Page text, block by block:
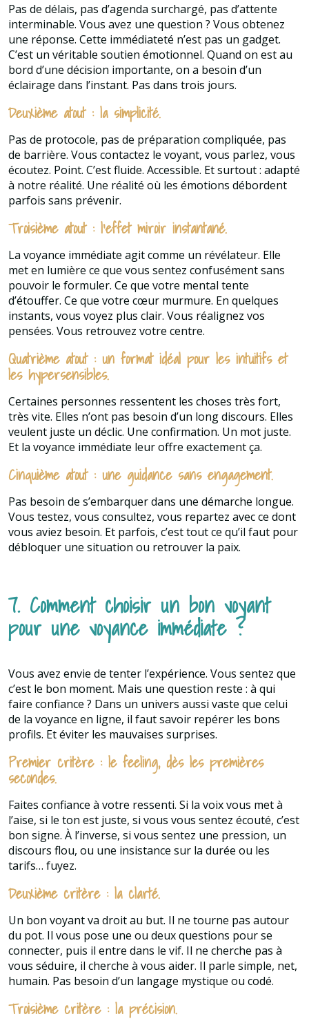
Pas de délais, pas d’agenda surchargé, pas d’attente
interminable. Vous avez une question ? Vous obtenez
une réponse. Cette immédiateté n’est pas un gadget.
C’est un véritable soutien émotionnel. Quand on est au
bord d’une décision importante, on a besoin d’un
éclairage dans l’instant. Pas dans trois jours.
Deuxième atout : la simplicité.
Pas de protocole, pas de préparation compliquée, pas
de barrière. Vous contactez le voyant, vous parlez, vous
écoutez. Point. C’est fluide. Accessible. Et surtout : adapté
à notre réalité. Une réalité où les émotions débordent
parfois sans prévenir.
Troisième atout : l’effet miroir instantané.
La voyance immédiate agit comme un révélateur. Elle
met en lumière ce que vous sentez confusément sans
pouvoir le formuler. Ce que votre mental tente
d’étouffer. Ce que votre cœur murmure. En quelques
instants, vous voyez plus clair. Vous réalignez vos
pensées. Vous retrouvez votre centre.
Quatrième atout : un format idéal pour les intuitifs et
les hypersensibles.
Certaines personnes ressentent les choses très fort,
très vite. Elles n’ont pas besoin d’un long discours. Elles
veulent juste un déclic. Une confirmation. Un mot juste.
Et la voyance immédiate leur offre exactement ça.
Cinquième atout : une guidance sans engagement.
Pas besoin de s’embarquer dans une démarche longue.
Vous testez, vous consultez, vous repartez avec ce dont
vous aviez besoin. Et parfois, c’est tout ce qu’il faut pour
débloquer une situation ou retrouver la paix.
7. Comment choisir un bon voyant
pour une voyance immédiate ?
Vous avez envie de tenter l’expérience. Vous sentez que
c’est le bon moment. Mais une question reste : à qui
faire confiance ? Dans un univers aussi vaste que celui
de la voyance en ligne, il faut savoir repérer les bons
profils. Et éviter les mauvaises surprises.
Premier critère : le feeling, dès les premières
secondes.
Faites confiance à votre ressenti. Si la voix vous met à
l’aise, si le ton est juste, si vous vous sentez écouté, c’est
bon signe. À l’inverse, si vous sentez une pression, un
discours flou, ou une insistance sur la durée ou les
tarifs… fuyez.
Deuxième critère : la clarté.
Un bon voyant va droit au but. Il ne tourne pas autour
du pot. Il vous pose une ou deux questions pour se
connecter, puis il entre dans le vif. Il ne cherche pas à
vous séduire, il cherche à vous aider. Il parle simple, net,
humain. Pas besoin d’un langage mystique ou codé.
Troisième critère : la précision.